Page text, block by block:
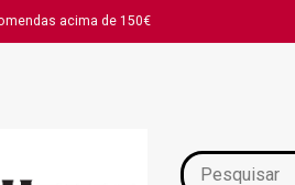
acima de 150€